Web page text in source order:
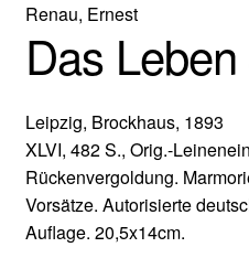
Renau, Ernest
Das
Leipzig, Brockhaus, 1893
XLVI, 482 S., Orig.-
Rückenvergoldung.
Vorsätze. Autorisierte
Auflage. 20,5x14cm.